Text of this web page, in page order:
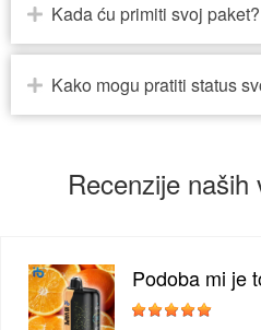
Kada ću primiti svoj paket?
Kako mogu pratiti status
Recenzije
Podoba mi je